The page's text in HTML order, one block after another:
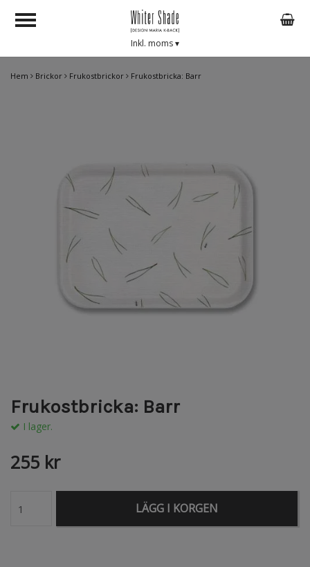
Hem Brickor Frukostbrickor Frukostbricka: Barr
Frukostbricka: Barr
I lager.
255 kr
LÄGG I KORGEN
Inkl. moms▾